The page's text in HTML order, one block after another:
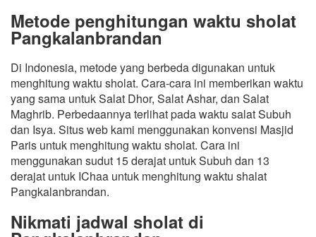
Metode penghitungan waktu sholat
Pangkalanbrandan
Di Indonesia, metode yang berbeda digunakan untuk
menghitung waktu sholat. Cara-cara ini memberikan waktu
yang sama untuk Salat Dhor, Salat Ashar, dan Salat
Maghrib. Perbedaannya terlihat pada waktu salat Subuh
dan Isya. Situs web kami menggunakan konvensi Masjid
Paris untuk menghitung waktu sholat. Cara ini
menggunakan sudut 15 derajat untuk Subuh dan 13
derajat untuk IChaa untuk menghitung waktu shalat
Pangkalanbrandan.
Nikmati jadwal sholat di